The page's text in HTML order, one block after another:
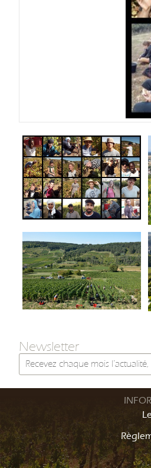
Newsletter